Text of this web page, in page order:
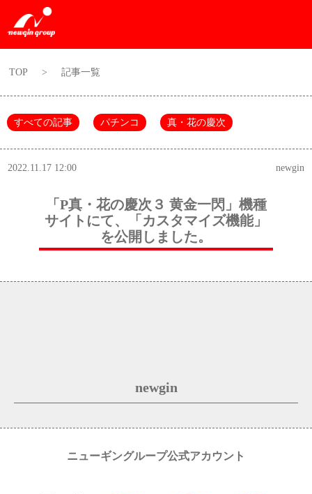
TOP > 記事一覧
すべての記事 パチンコ 真・花の慶次
2022.11.17 12:00 newgin
「P真・花の慶次３ 黄金一閃」機種
サイトにて、「カスタマイズ機能」
を公開しました。
newgin
ニューギングループ公式アカウント